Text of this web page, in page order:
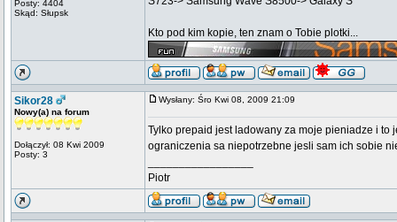
Posty: 4404
Skąd: Słupsk
Kto pod kim kopie, ten znam o Tobie plotki...
Sikor28
Nowy(a) na forum
Dołączył: 08 Kwi 2009
Posty: 3
Wysłany: Śro Kwi 08, 2009 21:09
Tylko prepaid jest ladowany za moje pieniadze i to
ograniczenia sa niepotrzebne jesli sam ich sobie
Piotr